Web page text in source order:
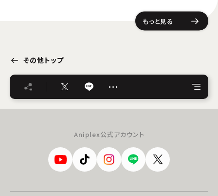
もっと見る
その他トップ
…
Aniplex公式アカウント